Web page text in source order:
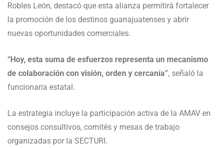
Robles León, destacó que esta alianza permitirá fortalecer
la promoción de los destinos guanajuatenses y abrir
nuevas oportunidades comerciales.
“Hoy, esta suma de esfuerzos representa un mecanismo
de colaboración con visión, orden y cercanía”, señaló la
funcionaria estatal.
La estrategia incluye la participación activa de la AMAV en
consejos consultivos, comités y mesas de trabajo
organizadas por la SECTURI.